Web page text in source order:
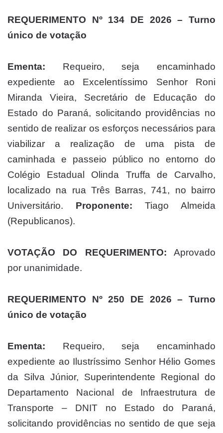
REQUERIMENTO Nº 134 DE 2026 – Turno
único de votação
Ementa: Requeiro, seja encaminhado
expediente ao Excelentíssimo Senhor Roni
Miranda Vieira, Secretário de Educação do
Estado do Paraná, solicitando providências no
sentido de realizar os esforços necessários para
viabilizar a realização de uma pista de
caminhada e passeio público no entorno do
Colégio Estadual Olinda Truffa de Carvalho,
localizado na rua Três Barras, 741, no bairro
Universitário. Proponente: Tiago Almeida
(Republicanos).
VOTAÇÃO DO REQUERIMENTO: Aprovado
por unanimidade.
REQUERIMENTO Nº 250 DE 2026 – Turno
único de votação
Ementa: Requeiro, seja encaminhado
expediente ao Ilustríssimo Senhor Hélio Gomes
da Silva Júnior, Superintendente Regional do
Departamento Nacional de Infraestrutura de
Transporte – DNIT no Estado do Paraná,
solicitando providências no sentido de que seja